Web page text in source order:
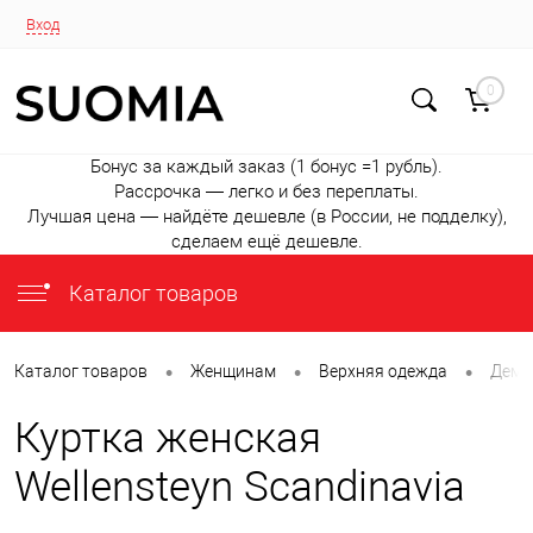
Вход
0
Бонус за каждый заказ (1 бонус =1 рубль).
Рассрочка — легко и без переплаты.
Лучшая цена — найдёте дешевле (в России, не подделку),
сделаем ещё дешевле.
Каталог товаров
Каталог товаров • Женщинам • Верхняя одежда •
Куртка женская
Wellensteyn Scandinavia